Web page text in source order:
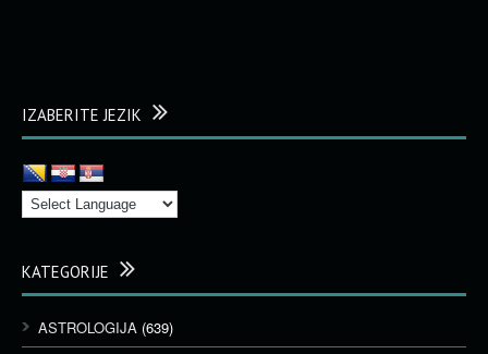
IZABERITE JEZIK
KATEGORIJE
ASTROLOGIJA (639)